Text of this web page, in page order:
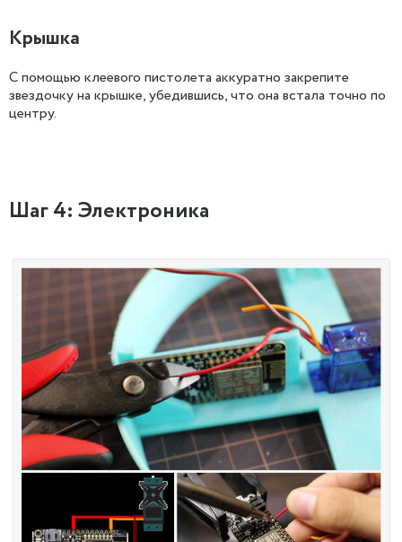
Крышка
С помощью клеевого пистолета аккуратно закрепите
звездочку на крышке, убедившись, что она встала точно по
центру.
Шаг 4: Электроника